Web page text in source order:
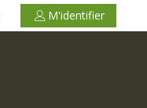
M'identifier